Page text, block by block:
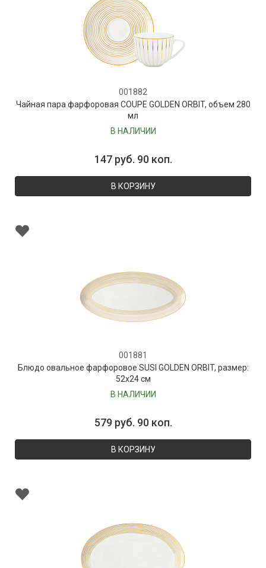
001882
Чайная пара фарфоровая COUPE GOLDEN ORBIT, объем 280
мл
В НАЛИЧИИ
147 руб. 90 коп.
В КОРЗИНУ
001881
Блюдо овальное фарфоровое SUSI GOLDEN ORBIT, размер:
52х24 см
В НАЛИЧИИ
579 руб. 90 коп.
В КОРЗИНУ